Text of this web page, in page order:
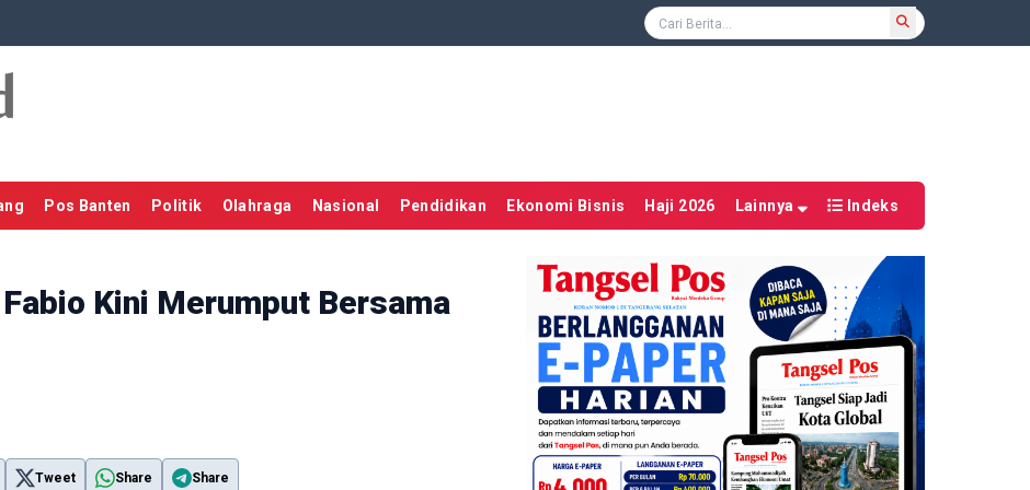
Pos Banten Politik Olahraga Nasional Pendidikan Ekonomi Bisnis Haji 2026 Lainnya Indeks
Kini Merumput Bersama
Tweet Share Share